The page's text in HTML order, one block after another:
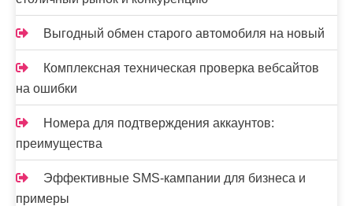
Выгодный обмен старого автомобиля на новый
Комплексная техническая проверка вебсайтов
на ошибки
Номера для подтверждения аккаунтов:
преимущества
Эффективные SMS-кампании для бизнеса и
примеры